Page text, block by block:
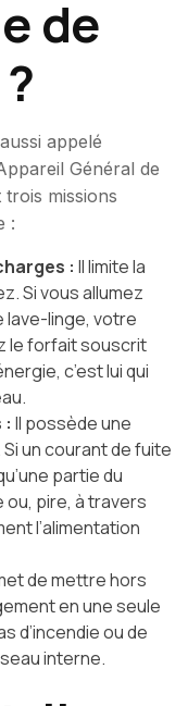
de
appelé
Général de
missions
:
: Il limite la
Si vous allumez
lave-linge, votre
le forfait souscrit
c’est lui qui
: Il possède une
un courant de fuite
partie du
ou, pire, à travers
l’alimentation
de mettre hors
en une seule
d’incendie ou de
interne.